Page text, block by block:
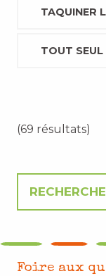
TAQUINER
TOUT SEUL
(69 résultats)
Foire aux